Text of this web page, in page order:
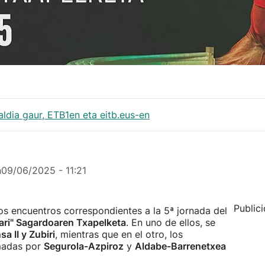
gaur, ETB1en eta eitb.eus-en
09/06/2025 - 11:21
encuentros correspondientes a la 5ª jornada del
Sagardoaren Txapelketa. En uno de ellos, se
II y Zubiri, mientras que en el otro, los
por Segurola-Azpiroz y Aldabe-Barrenetxea